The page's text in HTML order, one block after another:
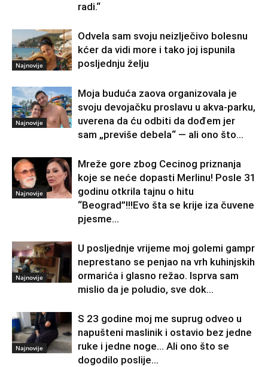
radi.“
Najnovije
Odvela sam svoju neizlječivo bolesnu
kćer da vidi more i tako joj ispunila
posljednju želju
Najnovije
Moja buduća zaova organizovala je
svoju devojačku proslavu u akva-parku,
uverena da ću odbiti da dođem jer
sam „previše debela“ — ali ono što...
Najnovije
Mreže gore zbog Cecinog priznanja
koje se neće dopasti Merlinu! Posle 31
godinu otkrila tajnu o hitu
“Beograd”!!!Evo šta se krije iza čuvene
pjesme...
Najnovije
U posljednje vrijeme moj golemi gampr
neprestano se penjao na vrh kuhinjskih
ormarića i glasno režao. Isprva sam
mislio da je poludio, sve dok...
Najnovije
S 23 godine moj me suprug odveo u
napušteni maslinik i ostavio bez jedne
ruke i jedne noge… Ali ono što se
dogodilo poslije...